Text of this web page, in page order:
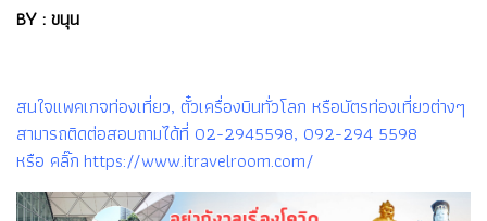
BY : ขนุน
สนใจแพคเกจท่องเที่ยว, ตั๋วเครื่องบินทั่วโลก หรือบัตรท่องเที่ยวต่างๆ
สามารถติดต่อสอบถามได้ที่ 02-2945598, 092-294 5598
หรือ คลิ๊ก https://www.itravelroom.com/